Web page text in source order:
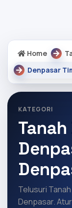
Home
Denpasar
KATEGORI
Telusuri
Denpasar.